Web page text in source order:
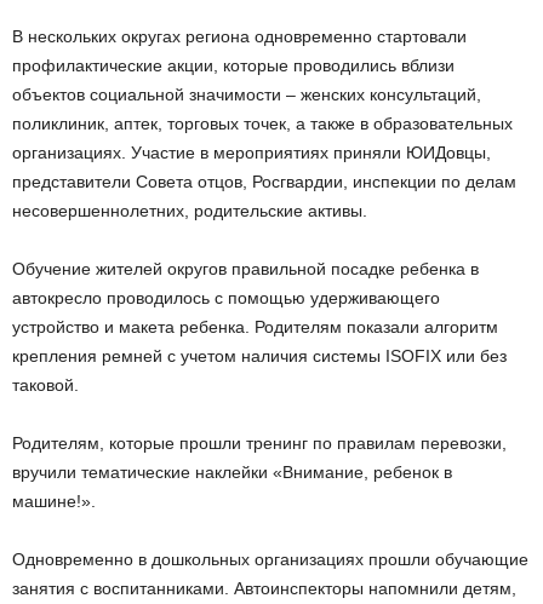
В нескольких округах региона одновременно стартовали
профилактические акции, которые проводились вблизи
объектов социальной значимости – женских консультаций,
поликлиник, аптек, торговых точек, а также в образовательных
организациях. Участие в мероприятиях приняли ЮИДовцы,
представители Совета отцов, Росгвардии, инспекции по делам
несовершеннолетних, родительские активы.
Обучение жителей округов правильной посадке ребенка в
автокресло проводилось с помощью удерживающего
устройство и макета ребенка. Родителям показали алгоритм
крепления ремней с учетом наличия системы ISOFIX или без
таковой.
Родителям, которые прошли тренинг по правилам перевозки,
вручили тематические наклейки «Внимание, ребенок в
машине!».
Одновременно в дошкольных организациях прошли обучающие
занятия с воспитанниками. Автоинспекторы напомнили детям,